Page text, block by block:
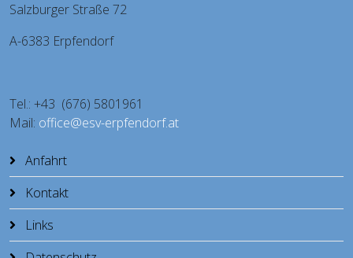
Salzburger Straße 72
A-6383 Erpfendorf
Tel.: +43 (676) 5801961
Mail: office@esv-erpfendorf.at
Anfahrt
Kontakt
Links